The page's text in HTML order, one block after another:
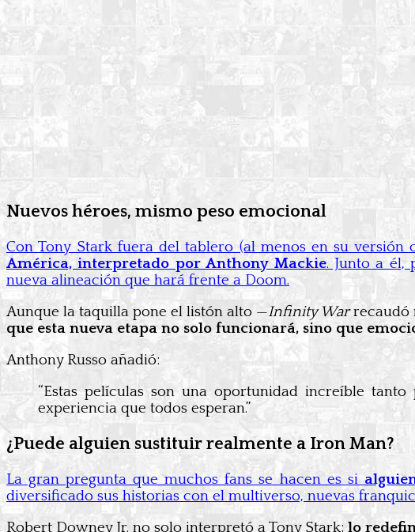
Nuevos héroes, mismo peso emocional
Con Tony Stark fuera del tablero (al menos en su versión
América, interpretado por Anthony Mackie. Junto a él,
nueva alineación que hará frente a Doom.
Aunque la taquilla pone el listón alto —Infinity Warrecaudó
que esta nueva etapa no solo funcionará, sino que
Anthony Russo añadió:
“Estas películas son una oportunidad increíble
experiencia que todos esperan.”
¿Puede alguien sustituir realmente a Iron Man?
La gran pregunta que muchos fans se hacen es si
diversificado sus historias con el multiverso, nuevas
Robert Downey Jr. no solo interpretó a Tony Stark; lo